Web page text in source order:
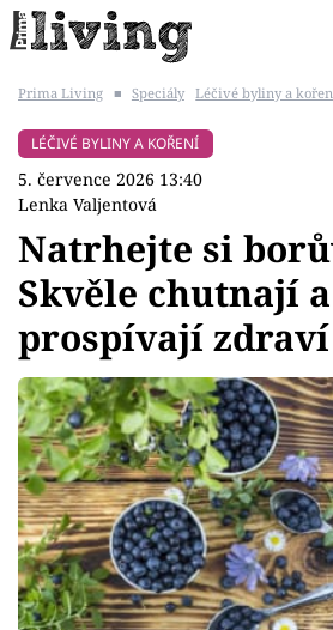
BYDLENÍ SLAVNÝCH
ZAHRADA
Témata
Bydlení
Zahrada
Design
Sledujte prima+
Přihlášení
Prima Living ■ Speciály Léčivé byliny a
LÉČIVÉ BYLINY A KOŘENÍ
5. července 2026 13:40
Lenka Valjentová
Natrhejte si
Skvěle chutnají a
prospívají zdraví